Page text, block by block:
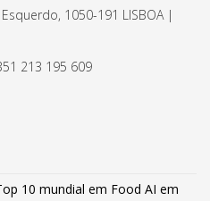
1050-191 LISBOA |
213 195 609
10 mundial em Food AI em